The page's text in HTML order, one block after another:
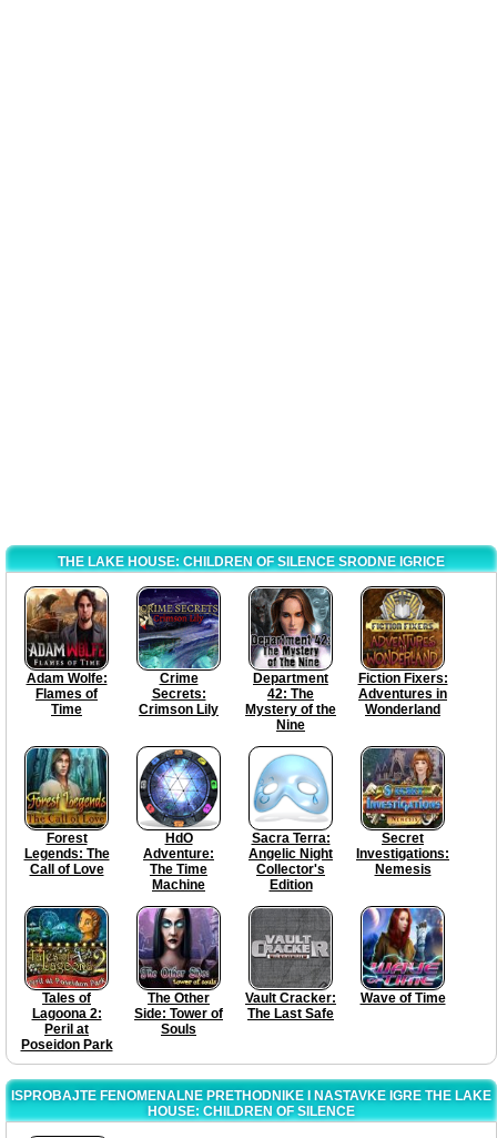
THE LAKE HOUSE: CHILDREN OF SILENCE SRODNE IGRICE
Adam Wolfe:
Flames of
Time
Crime
Secrets:
Crimson Lily
Department
42: The
Mystery of the
Nine
Fiction Fixers:
Adventures in
Wonderland
Forest
Legends: The
Call of Love
HdO
Adventure:
The Time
Machine
Sacra Terra:
Angelic Night
Collector's
Edition
Secret
Investigations:
Nemesis
Tales of
Lagoona 2:
Peril at
Poseidon Park
The Other
Side: Tower of
Souls
Vault Cracker:
The Last Safe
Wave of Time
ISPROBAJTE FENOMENALNE PRETHODNIKE I NASTAVKE IGRE THE LAKE
HOUSE: CHILDREN OF SILENCE